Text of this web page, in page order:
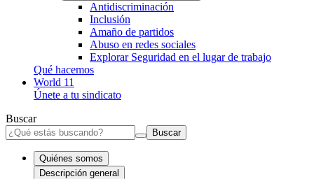
Antidiscriminación
Inclusión
Amaño de partidos
Abuso en redes sociales
Explorar Seguridad en el lugar de trabajo
Qué hacemos
World 11
Únete a tu sindicato
Buscar
Buscar
Quiénes somos
Descripción general